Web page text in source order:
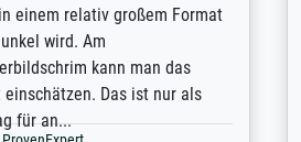
of prints to choose from, and
excellent service also with
prints which are not in that
Highly recommended!